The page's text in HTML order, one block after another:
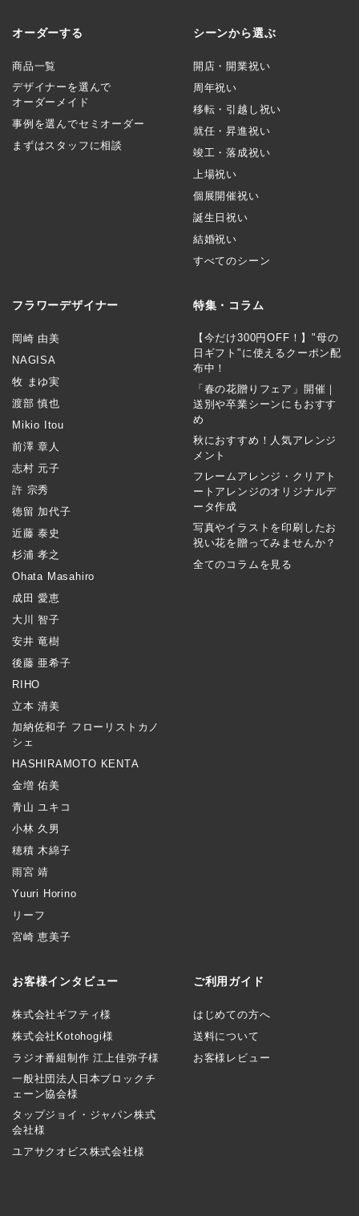
オーダーする
商品一覧
デザイナーを選んで
オーダーメイド
事例を選んでセミオーダー
まずはスタッフに相談
シーンから選ぶ
開店・開業祝い
周年祝い
移転・引越し祝い
就任・昇進祝い
竣工・落成祝い
上場祝い
個展開催祝い
誕生日祝い
結婚祝い
すべてのシーン
フラワーデザイナー
岡崎 由美
NAGISA
牧 まゆ実
渡部 慎也
Mikio Itou
前澤 章人
志村 元子
許 宗秀
徳留 加代子
近藤 泰史
杉浦 孝之
Ohata Masahiro
成田 愛恵
大川 智子
安井 竜樹
後藤 亜希子
RIHO
立本 清美
加納佐和子 フローリストカノ
シェ
HASHIRAMOTO KENTA
金増 佑美
青山 ユキコ
小林 久男
穂積 木綿子
雨宮 靖
Yuuri Horino
リーフ
宮崎 恵美子
特集・コラム
【今だけ300円OFF！】"母の
日ギフト"に使えるクーポン配
布中！
「春の花贈りフェア」開催｜
送別や卒業シーンにもおすす
め
秋におすすめ！人気アレンジ
メント
フレームアレンジ・クリアト
ートアレンジのオリジナルデ
ータ作成
写真やイラストを印刷したお
祝い花を贈ってみませんか？
全てのコラムを見る
お客様インタビュー
株式会社ギフティ様
株式会社Kotohogi様
ラジオ番組制作 江上佳弥子様
一般社団法人日本ブロックチ
ェーン協会様
タップジョイ・ジャパン株式
会社様
ユアサクオビス株式会社様
ご利用ガイド
はじめての方へ
送料について
お客様レビュー